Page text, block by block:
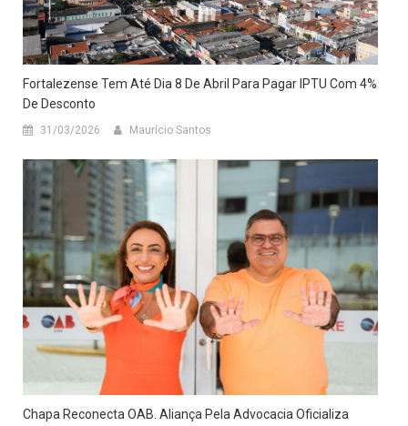
Fortalezense Tem Até Dia 8 De Abril Para Pagar IPTU Com 4%
De Desconto
31/03/2026 Maurício Santos
Chapa Reconecta OAB. Aliança Pela Advocacia Oficializa